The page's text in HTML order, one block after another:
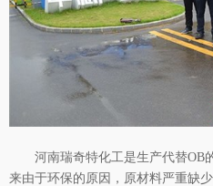
河南瑞奇特化工是生产代替OB
来由于环保的原因，原材料严重缺少